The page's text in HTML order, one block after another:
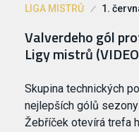
LIGA MISTRŮ 1.
Valverdeho gól
Ligy mistrů
Skupina technických
nejlepších gólů
Žebříček otevírá trefa